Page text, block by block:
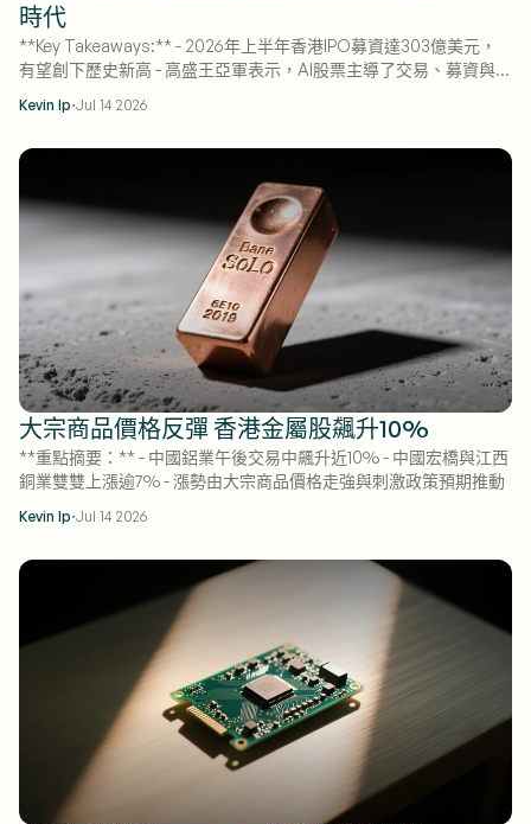
時代
**Key Takeaways:** - 2026年上半年香港IPO募資達303億美元，
有望創下歷史新高 - 高盛王亞軍表示，AI股票主導了交易、募資與漲
Kevin Ip·Jul 14 2026
大宗商品價格反彈 香港金屬股飆升10%
**重點摘要：** - 中國鋁業午後交易中飆升近10% - 中國宏橋與江西
銅業雙雙上漲逾7% - 漲勢由大宗商品價格走強與刺激政策預期推動
Kevin Ip·Jul 14 2026